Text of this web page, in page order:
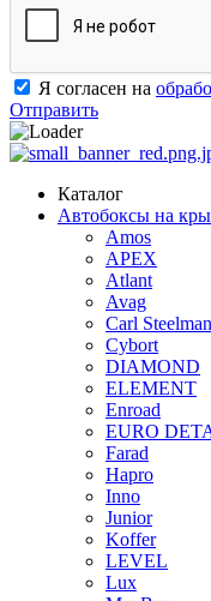
Я согласен на
Отправить
Каталог
Автобоксы на
Amos
APEX
Atlant
Avag
Carl Steelman
Cybort
DIAMOND
ELEMENT
Enroad
EURO
Farad
Hapro
Inno
Junior
Koffer
LEVEL
Lux